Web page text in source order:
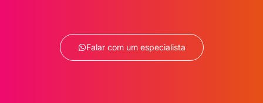
Falar com um especialista